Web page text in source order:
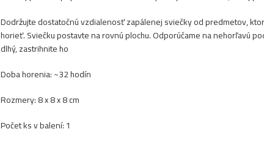
Dodržujte dostatočnú vzdialenosť zapálenej sviečky od predmetov,
horieť. Sviečku postavte na rovnú plochu. Odporúčame na nehorľavú
dlhý, zastrihnite ho
Doba horenia: ~32 hodín
Rozmery: 8 x 8 x 8 cm
Počet ks v balení: 1